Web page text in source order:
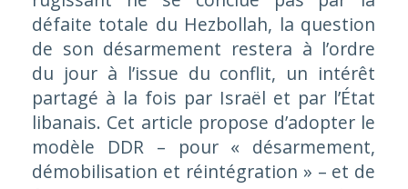
défaite totale du Hezbollah, la question
de son désarmement restera à l’ordre
du jour à l’issue du conflit, un intérêt
partagé à la fois par Israël et par l’État
libanais. Cet article propose d’adopter le
modèle DDR – pour « désarmement,
démobilisation et réintégration » – et de